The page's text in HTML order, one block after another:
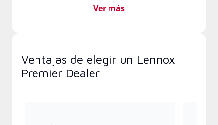
Ver más
Ventajas de elegir un Lennox
Premier Dealer